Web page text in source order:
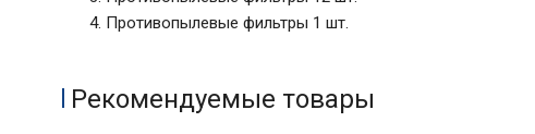
Противопылевые фильтры 1 шт.
Рекомендуемые товары